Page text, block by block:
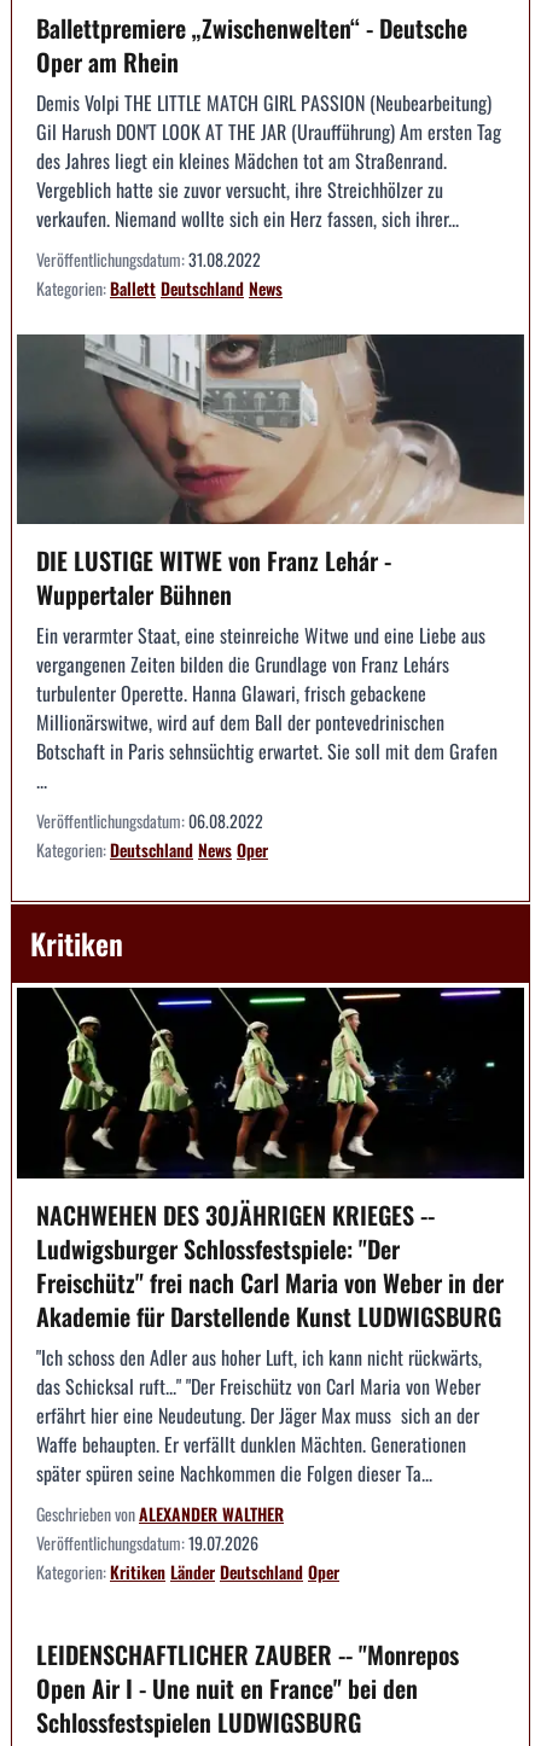
Ballettpremiere „Zwischenwelten“ - Deutsche
Oper am Rhein
Demis Volpi THE LITTLE MATCH GIRL PASSION (Neubearbeitung)
Gil Harush DON'T LOOK AT THE JAR (Uraufführung) Am ersten Tag
des Jahres liegt ein kleines Mädchen tot am Straßenrand.
Vergeblich hatte sie zuvor versucht, ihre Streichhölzer zu
verkaufen. Niemand wollte sich ein Herz fassen, sich ihrer...
Veröffentlichungsdatum:31.08.2022
Kategorien:BallettDeutschlandNews
DIE LUSTIGE WITWE von Franz Lehár -
Wuppertaler Bühnen
Ein verarmter Staat, eine steinreiche Witwe und eine Liebe aus
vergangenen Zeiten bilden die Grundlage von Franz Lehárs
turbulenter Operette. Hanna Glawari, frisch gebackene
Millionärswitwe, wird auf dem Ball der pontevedrinischen
Botschaft in Paris sehnsüchtig erwartet. Sie soll mit dem Grafen
...
Veröffentlichungsdatum:06.08.2022
Kategorien:DeutschlandNewsOper
Kritiken
NACHWEHEN DES 30JÄHRIGEN KRIEGES --
Ludwigsburger Schlossfestspiele: "Der
Freischütz" frei nach Carl Maria von Weber in der
Akademie für Darstellende Kunst LUDWIGSBURG
"Ich schoss den Adler aus hoher Luft, ich kann nicht rückwärts,
das Schicksal ruft..." "Der Freischütz von Carl Maria von Weber
erfährt hier eine Neudeutung. Der Jäger Max muss sich an der
Waffe behaupten. Er verfällt dunklen Mächten. Generationen
später spüren seine Nachkommen die Folgen dieser Ta...
Geschrieben vonALEXANDER WALTHER
Veröffentlichungsdatum:19.07.2026
Kategorien:KritikenLänderDeutschlandOper
LEIDENSCHAFTLICHER ZAUBER -- "Monrepos
Open Air I - Une nuit en France" bei den
Schlossfestspielen LUDWIGSBURG